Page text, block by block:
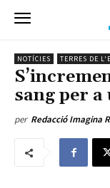
NOTÍCIES TERRES DE
sang per a
per Redacció Imagina